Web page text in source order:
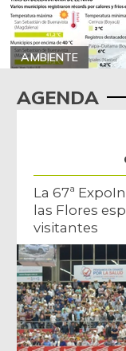
AMBIENTE
AGENDA
La 67ª
las Flores
visitantes